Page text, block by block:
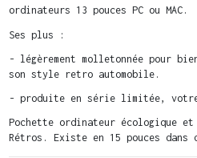
ordinateurs 13 pouces PC ou MAC.
Ses plus :
- légèrement molletonnée pour
son style retro automobile.
- produite en série limitée, votre
Pochette ordinateur écologique
Rétros. Existe en 15 pouces